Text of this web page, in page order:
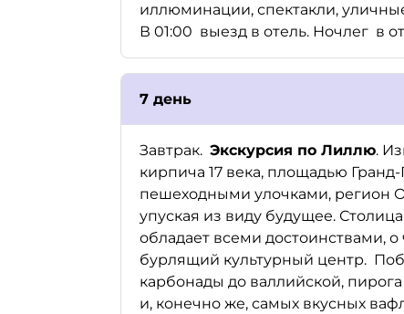
иллюминации, спектакли,
В 01:00 выезд в отель. Ночлег в
7 день
Завтрак. Экскурсия по Лиллю.
кирпича 17 века, площадью
пешеходными улочками, регион
упуская из виду будущее.
обладает всеми достоинствами,
бурлящий культурный центр.
карбонады до валлийской,
и, конечно же, самых вкусных